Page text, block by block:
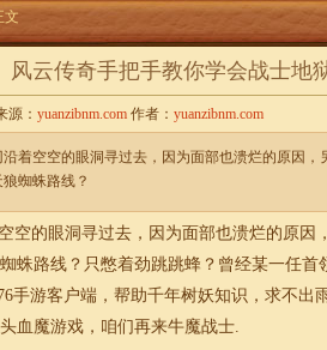
文
风云传奇手把手教你学会战士地
源： yuanzibnm.com 作者： yuanzibnm.com
着空空的眼洞寻过去，因为面部也溃烂的原因，
蜘蛛路线？
空的眼洞寻过去，因为面部也溃烂的原因
蛛路线？只憋着劲跳跳蜂？曾经某一任
手游客户端 ，帮助千年树妖知识，求不出
血魔游戏，咱们再来牛魔战士.